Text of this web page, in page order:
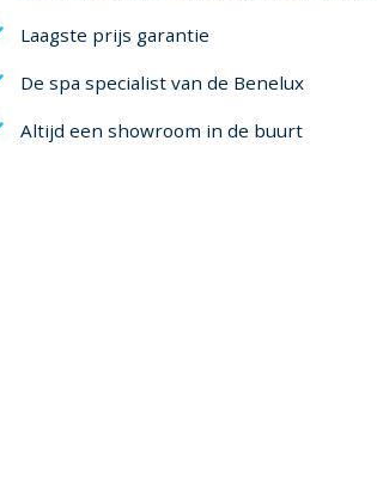
Laagste prijs garantie
De spa specialist van de Benelux
Altijd een showroom in de buurt